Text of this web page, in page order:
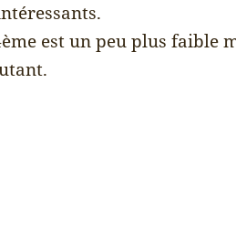
est un peu plus faible